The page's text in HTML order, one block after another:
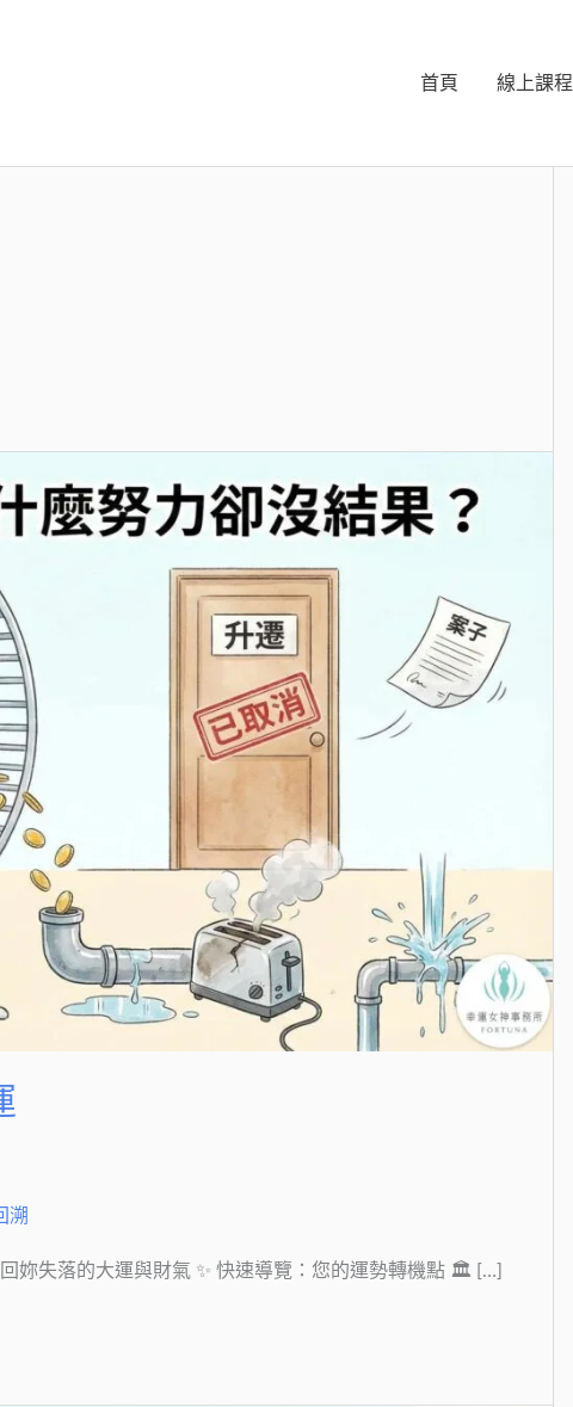
首頁 線上課程
溯
妳失落的大運與財氣 ✨ 快速導覽：您的運勢轉機點 🏛 […]